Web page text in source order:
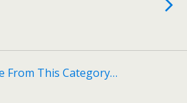
From This Category…